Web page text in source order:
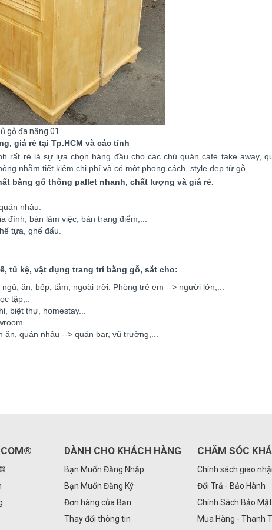
gỗ đa năng 01
giá rẻ tại Tp.HCM và các tỉnh
rất rẻ là sự lựa chọn hàng đầu cho các chủ quán cafe take away,
nhằm tiết kiệm chi phí và có một phong cách, style đẹp từ gỗ.
bằng gỗ thông pallet nhanh, chất lượng và giá rẻ.
nhậu.
đình, bàn làm việc, bàn trang điểm,...
tựa, ghế đẩu.
tủ kệ, vật dụng trang trí bằng gỗ, sắt cho:
ăn, bếp, tắm, ngoài trời. Phòng trẻ em --> người lớn,...
tập,..
biệt thự, homestay...
quán nhậu --> quán bar, vũ trường,...
DÀNH CHO KHÁCH HÀNG
Bạn Muốn Đăng Nhập
Bạn Muốn Đăng Ký
Đơn hàng của Bạn
Thay đổi thông tin
CHĂM SÓC
Chính sách giao
Đổi Trả - Bảo Hành
Chính Sách Bảo
Mua Hàng - Thanh